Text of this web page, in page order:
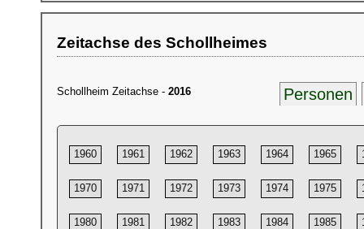
Zeitachse des Schollheimes
Schollheim Zeitachse - 2016 Personen
1960 1961 1962 1963 1964 1965
1970 1971 1972 1973 1974 1975
1980 1981 1982 1983 1984 1985